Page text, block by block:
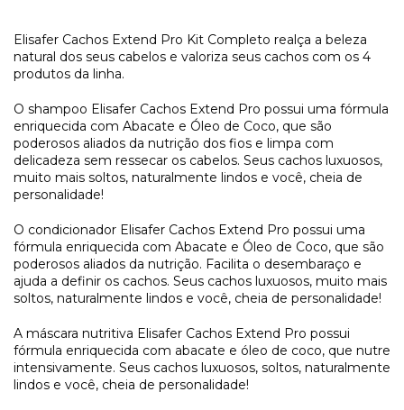
Elisafer Cachos Extend Pro Kit Completo realça a beleza
natural dos seus cabelos e valoriza seus cachos com os 4
produtos da linha.
O shampoo Elisafer Cachos Extend Pro possui uma fórmula
enriquecida com Abacate e Óleo de Coco, que são
poderosos aliados da nutrição dos fios e limpa com
delicadeza sem ressecar os cabelos. Seus cachos luxuosos,
muito mais soltos, naturalmente lindos e você, cheia de
personalidade!
O condicionador Elisafer Cachos Extend Pro possui uma
fórmula enriquecida com Abacate e Óleo de Coco, que são
poderosos aliados da nutrição. Facilita o desembaraço e
ajuda a definir os cachos. Seus cachos luxuosos, muito mais
soltos, naturalmente lindos e você, cheia de personalidade!
A máscara nutritiva Elisafer Cachos Extend Pro possui
fórmula enriquecida com abacate e óleo de coco, que nutre
intensivamente. Seus cachos luxuosos, soltos, naturalmente
lindos e você, cheia de personalidade!